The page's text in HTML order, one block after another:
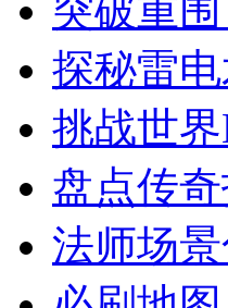
突破重
探秘雷
挑战世
盘点传
法师场